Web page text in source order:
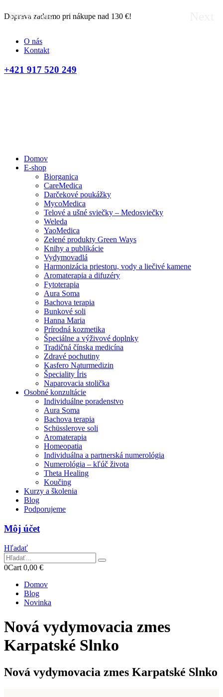
Doprava zadarmo pri nákupe nad 130 €!
Previous
O nás
Kontakt
+421 917 520 249
Domov
E-shop
Biorganica
CareMedica
Darčekové poukážky
MycoMedica
Telové a ušné sviečky – Medosviečky
Weleda
YaoMedica
Zelené produkty Green Ways
Knihy a publikácie
Vydymovadlá
Harmonizácia priestoru, vody a liečivé kamene
Aromaterapia a difuzéry
Fytoterapia
Aura Soma
Bachova terapia
Bunkové soli
Hanna Maria
Prírodná kozmetika
Špeciálne a výživové doplnky
Tradičná čínska medicína
Zdravé pochutiny
Kasfero Naturmedizin
Špeciality Íris
Naparovacia stolička
Osobné konzultácie
Individuálne poradenstvo
Aura Soma
Bachova terapia
Schüsslerove soli
Aromaterapia
Homeopatia
Individuálna a partnerská numerológia
Numerológia – kľúč života
Theta Healing
Koučing
Kurzy a školenia
Blog
Podporujeme
Môj účet
Hľadať
0Cart 0,00 €
Domov
Blog
Novinka
Nová vydymovacia zmes
Karpatské Slnko
Nová vydymovacia zmes Karpatské Slnko